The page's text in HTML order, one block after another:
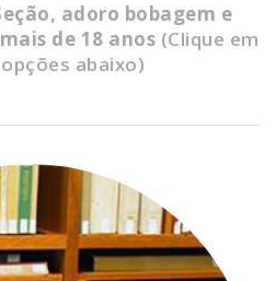
adoro bobagem e
de 18 anos (Clique em
abaixo)